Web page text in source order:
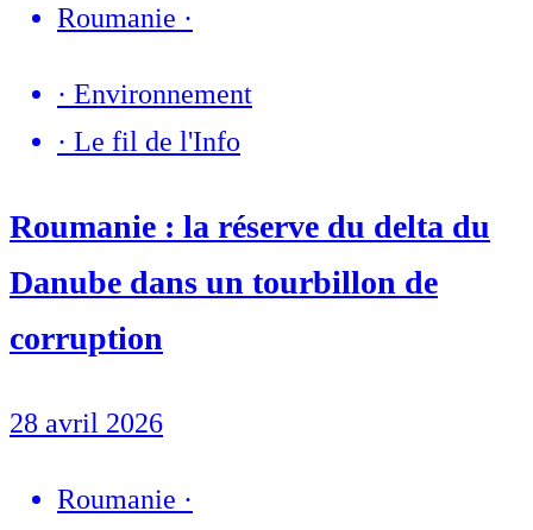
Roumanie ·
· Environnement
· Le fil de l'Info
Roumanie : la réserve du delta du
Danube dans un tourbillon de
corruption
28 avril 2026
Roumanie ·